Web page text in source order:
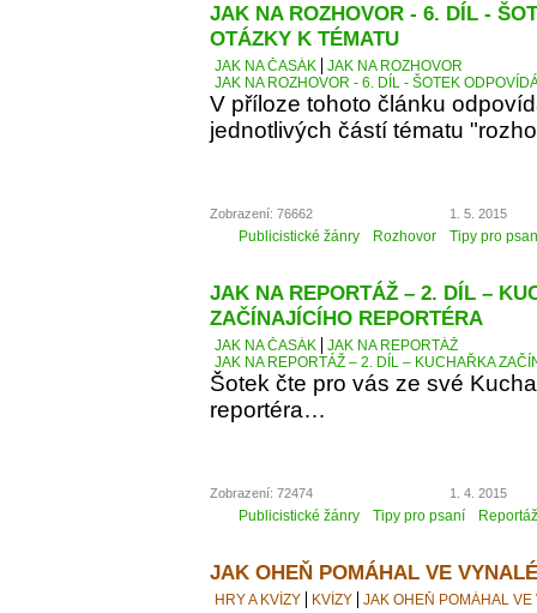
JAK NA ROZHOVOR - 6. DÍL -
OTÁZKY K TÉMATU
JAK NA ČASÁK
JAK NA ROZHOVOR
JAK NA ROZHOVOR - 6. DÍL - ŠOTEK
V příloze tohoto článku
jednotlivých částí tématu
Zobrazení: 76662 1. 5. 2015
Publicistické žánry Rozhovor Tipy pro
JAK NA REPORTÁŽ – 2. DÍL –
ZAČÍNAJÍCÍHO REPORTÉRA
JAK NA ČASÁK
JAK NA REPORTÁŽ
JAK NA REPORTÁŽ – 2. DÍL – KUCHAŘKA
Šotek čte pro vás ze své
reportéra…
Zobrazení: 72474 1. 4. 2015
Publicistické žánry Tipy pro psaní Reportáž
JAK OHEŇ POMÁHAL VE
HRY A KVÍZY KVÍZY JAK OHEŇ POMÁHAL VE